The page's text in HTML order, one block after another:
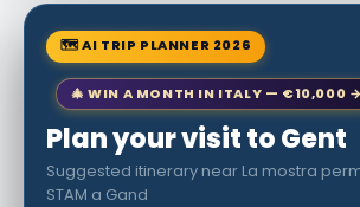
🗺 AI TRIP PLANNER 2026
🎄 WIN A MONTH IN ITALY — €10,000 →
Plan your visit to Gent
Suggested itinerary near La mostra
STAM a Gand